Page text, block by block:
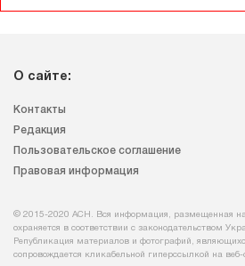
О сайте:
Контакты
Редакция
Пользовательское соглашение
Правовая информация
© 2015-2020 АСН. Вся информация, размещенная на
охраняется в соответствии с законодательством
Републикация материалов и фотографий,
сопровождается кликабельной гиперссылкой на веб-